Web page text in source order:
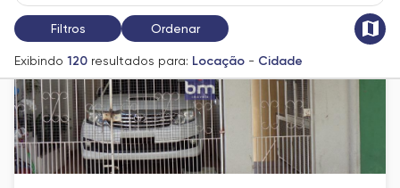
Filtros Ordenar
Exibindo 120 resultados para: Locação - Cidade